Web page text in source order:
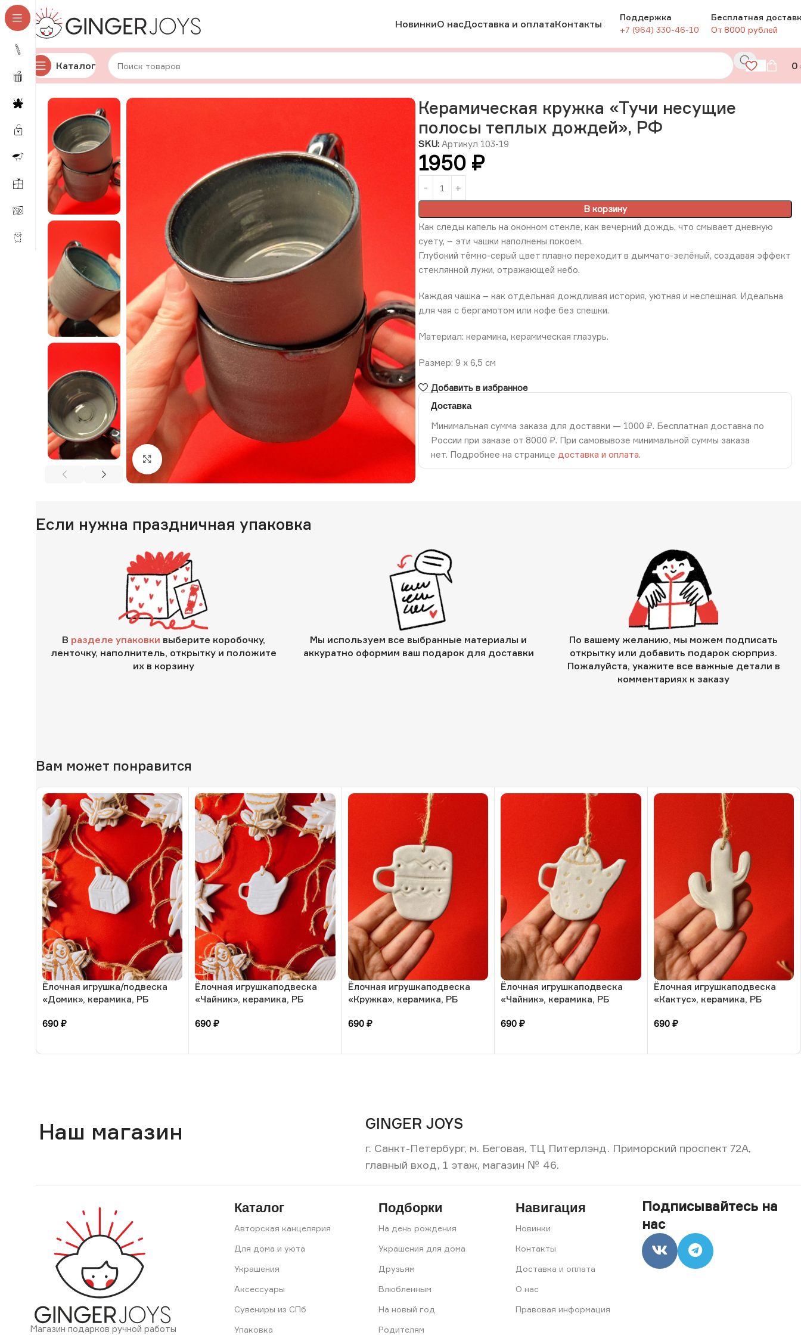
НовинкиО насДоставка и оплатаКонтакты
Поддержка
+7 (964) 330-46-10
Бесплатная
От 8000 рублей
Каталог 0
Главная Для дома и уюта Посуда Авторская керамика Керамическая кружка «Тучи несущие полосы теплых дождей», РФ
Нажмите, чтобы увеличить изображение
Керамическая кружка «Тучи несущие
полосы теплых дождей», РФ
SKU: Артикул 103-19
1950 ₽
В корзину
Как следы капель на оконном стекле, как вечерний дождь, что смывает дневную
суету, – эти чашки наполнены покоем.
Глубокий тёмно-серый цвет плавно переходит в дымчато-зелёный, создавая эффект
стеклянной лужи, отражающей небо.
Каждая чашка – как отдельная дождливая история, уютная и неспешная. Идеальна
для чая с бергамотом или кофе без спешки.
Материал: керамика, керамическая глазурь.
Размер: 9 х 6,5 см
Добавить в избранное
Доставка
Минимальная сумма заказа для доставки — 1000 ₽. Бесплатная доставка по
России при заказе от 8000 ₽. При самовывозе минимальной суммы заказа
нет. Подробнее на странице доставка и оплата.
Если нужна праздничная упаковка
В разделе упаковки выберите коробочку,
ленточку, наполнитель, открытку и положите
их в корзину
Мы используем все выбранные материалы и
аккуратно оформим ваш подарок для доставки
По вашему желанию, мы можем подписать
открытку или добавить подарок сюрприз.
Пожалуйста, укажите все важные детали в
комментариях к заказу
Вам может понравится
Ёлочная игрушка/подвеска
«Домик», керамика, РБ
690 ₽
Ёлочная игрушкаподвеска
«Чайник», керамика, РБ
690₽
Ёлочная игрушкаподвеска
«Кружка», керамика, РБ
690 ₽
Ёлочная игрушкаподвеска
«Чайник», керамика, РБ
690₽
Ёлочная игрушкаподвеска
«Кактус», керамика, РБ
690 ₽
Наш магазин GINGER JOYS
г. Санкт-Петербург, м. Беговая, ТЦ Питерлэнд. Приморский проспект 72А,
главный вход, 1 этаж, магазин № 46.
Магазин подарков ручной работы
Каталог
Авторская канцелярия
Для дома и уюта
Украшения
Аксессуары
Сувениры из СПб
Упаковка
Подборки
На день рождения
Украшения для дома
Друзьям
Влюбленным
На новый год
Родителям
Навигация
Новинки
Контакты
Доставка и оплата
О нас
Правовая информация
Подписывайтесь на
нас